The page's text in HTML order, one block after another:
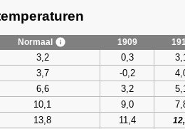
Normaal 1909
3,2 0,3
3,7 -0,2
6,6 3,2
10,1 9,0
13,8 11,4